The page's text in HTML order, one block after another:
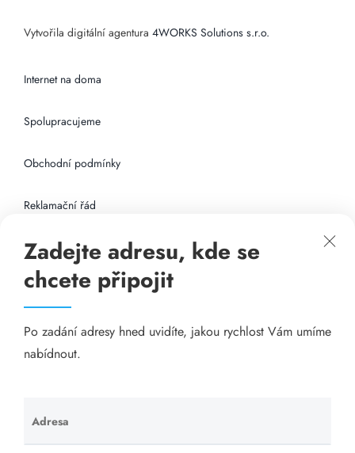
Vytvořila digitální agentura 4WORKS Solutions s.r.o.
Internet na doma
Spolupracujeme
Obchodní podmínky
Reklamační řád
Připojení k internetu
Odkazy
Katalog A-seznam.cz
Visací zámky - TOKOZ
Zadejte adresu, kde se
chcete připojit
Po zadání adresy hned uvidíte, jakou rychlost Vám umíme
nabídnout.
Adresa
Ponechte
toto pole